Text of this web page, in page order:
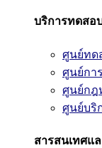
บริการทดสอ
ศูนย์ทด
ศูนย์กา
ศูนย์กฎ
ศูนย์บริ
สารสนเทศแ